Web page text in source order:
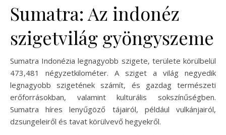
Sumatra: Az indonéz
szigetvilág gyöngyszeme
Sumatra Indonézia legnagyobb szigete, területe körülbelül
473,481 négyzetkilométer. A sziget a világ negyedik
legnagyobb szigetének számít, és gazdag természeti
erőforrásokban, valamint kulturális sokszínűségben.
Sumatra híres lenyűgöző tájairól, például vulkánjairól,
dzsungeleiről és tavat körülvevő hegyekről.